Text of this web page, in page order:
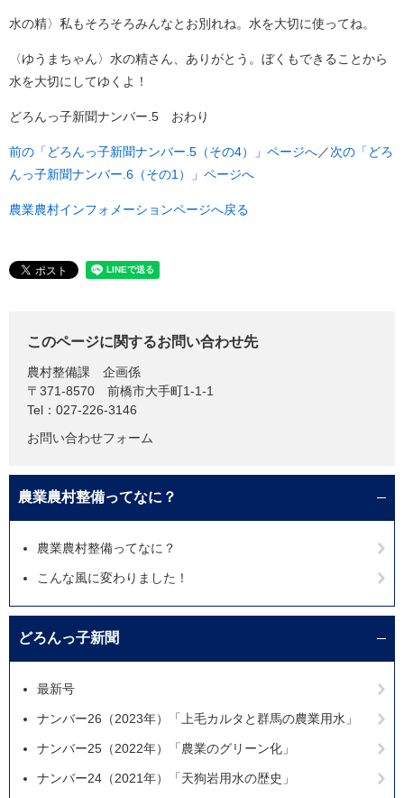
水の精〉私もそろそろみんなとお別れね。水を大切に使ってね。
〈ゆうまちゃん〉水の精さん、ありがとう。ぼくもできることから
水を大切にしてゆくよ！
どろんっ子新聞ナンバー.5 おわり
前の「どろんっ子新聞ナンバー.5（その4）」ページへ／次の「どろ
んっ子新聞ナンバー.6（その1）」ページへ
農業農村インフォメーションページへ戻る
このページに関するお問い合わせ先
農村整備課
企画係
〒371-8570
前橋市大手町1-1-1
Tel：027-226-3146
お問い合わせフォーム
農業農村整備ってなに？
農業農村整備ってなに？
こんな風に変わりました！
どろんっ子新聞
最新号
ナンバー26（2023年）「上毛カルタと群馬の農業用水」
ナンバー25（2022年）「農業のグリーン化」
ナンバー24（2021年）「天狗岩用水の歴史」